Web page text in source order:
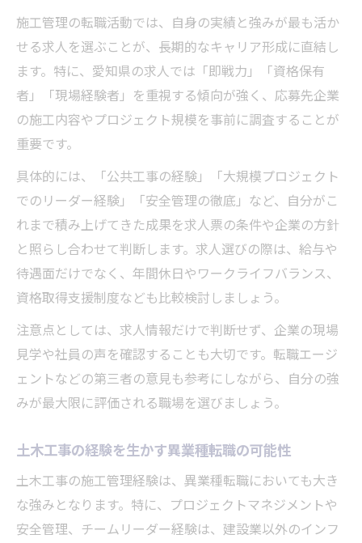
施工管理の転職活動では、自身の実績と強みが最も活か
せる求人を選ぶことが、長期的なキャリア形成に直結し
ます。特に、愛知県の求人では「即戦力」「資格保有
者」「現場経験者」を重視する傾向が強く、応募先企業
の施工内容やプロジェクト規模を事前に調査することが
重要です。
具体的には、「公共工事の経験」「大規模プロジェクト
でのリーダー経験」「安全管理の徹底」など、自分がこ
れまで積み上げてきた成果を求人票の条件や企業の方針
と照らし合わせて判断します。求人選びの際は、給与や
待遇面だけでなく、年間休日やワークライフバランス、
資格取得支援制度なども比較検討しましょう。
注意点としては、求人情報だけで判断せず、企業の現場
見学や社員の声を確認することも大切です。転職エージ
ェントなどの第三者の意見も参考にしながら、自分の強
みが最大限に評価される職場を選びましょう。
土木工事の経験を生かす異業種転職の可能性
土木工事の施工管理経験は、異業種転職においても大き
な強みとなります。特に、プロジェクトマネジメントや
安全管理、チームリーダー経験は、建設業以外のインフ